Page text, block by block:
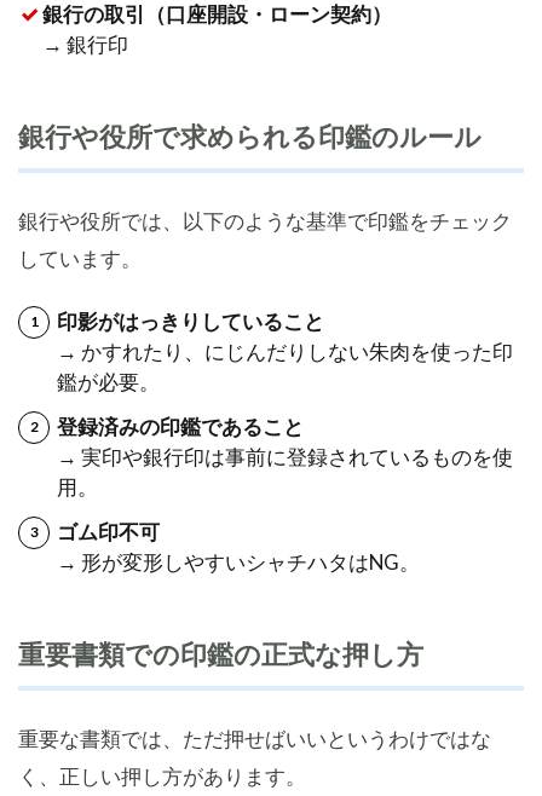
銀行の取引（口座開設・ローン契約）
→ 銀行印
銀行や役所で求められる印鑑のルール
銀行や役所では、以下のような基準で印鑑をチェック
しています。
印影がはっきりしていること
→ かすれたり、にじんだりしない朱肉を使った印
鑑が必要。
登録済みの印鑑であること
→ 実印や銀行印は事前に登録されているものを使
用。
ゴム印不可
→ 形が変形しやすいシャチハタはNG。
重要書類での印鑑の正式な押し方
重要な書類では、ただ押せばいいというわけではな
く、正しい押し方があります。